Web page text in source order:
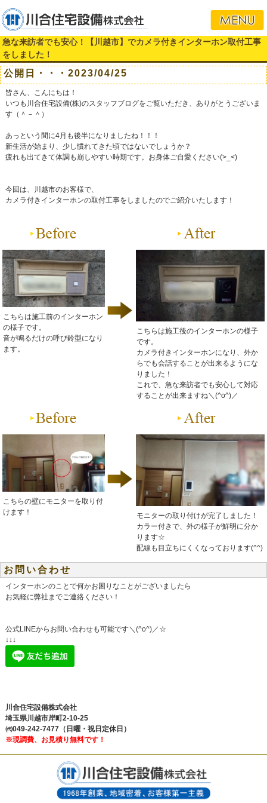
急な来訪者でも安心！【川越市】でカメラ付きインターホン取付工事
をしました！
公開日・・・2023/04/25
皆さん、こんにちは！
いつも川合住宅設備(株)のスタッフブログをご覧いただき、ありがとうございま
す（＾－＾）
あっという間に4月も後半になりましたね！！！
新生活が始まり、少し慣れてきた頃ではないでしょうか？
疲れも出てきて体調も崩しやすい時期です。お身体ご自愛ください(>_<)
今回は、川越市のお客様で、
カメラ付きインターホンの取付工事をしましたのでご紹介いたします！
こちらは施工前のインターホン
の様子です。
音が鳴るだけの呼び鈴型になり
ます。
こちらは施工後のインターホンの様子
です。
カメラ付きインターホンになり、外か
らでも会話することが出来るようにな
りました！
これで、急な来訪者でも安心して対応
することが出来ますね＼(^o^)／
こちらの壁にモニターを取り付
けます！
モニターの取り付けが完了しました！
カラー付きで、外の様子が鮮明に分か
ります☆
配線も目立ちにくくなっております(^^)
お問い合わせ
インターホンのことで何かお困りなことがございましたら
お気軽に弊社までご連絡ください！
公式LINEからお問い合わせも可能です＼(^o^)／☆
↓↓↓
川合住宅設備株式会社
埼玉県川越市岸町2-10-25
㈹049-242-7477（日曜・祝日定休日）
※現調費、お見積り無料です！